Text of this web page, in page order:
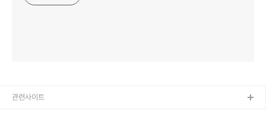
관련사이트